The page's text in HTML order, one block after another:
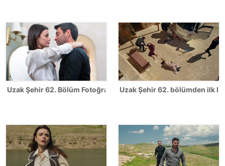
Uzak Şehir 62. Bölüm FotoğraflarıUzak Şehir 62. bölümden ilk